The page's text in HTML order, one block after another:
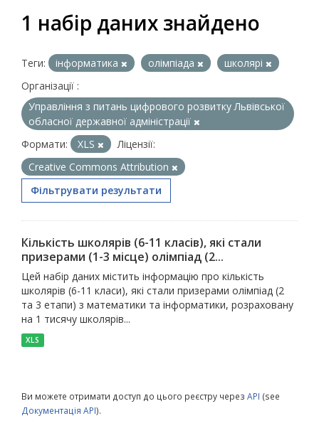
1 набір даних знайдено
Теги: інформатика олімпіада
школярі
Організації :
Управління з питань цифрового розвитку Львівської
обласної державної адміністрації
Формати:
XLS
Ліцензії:
Creative Commons Attribution
Фільтрувати результати
Кількість школярів (6-11 класів), які стали
призерами (1-3 місце) олімпіад (2...
Цей набір даних містить інформацію про кількість
школярів (6-11 класи), які стали призерами олімпіад (2
та 3 етапи) з математики та інформатики, розраховану
на 1 тисячу школярів...
XLS
Ви можете отримати доступ до цього реєстру через API (see
Документація API).